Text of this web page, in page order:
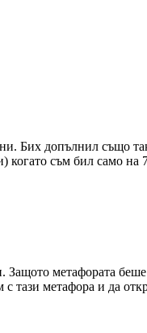
Бих допълнил също
когато съм бил само
метафората
тази метафора и да